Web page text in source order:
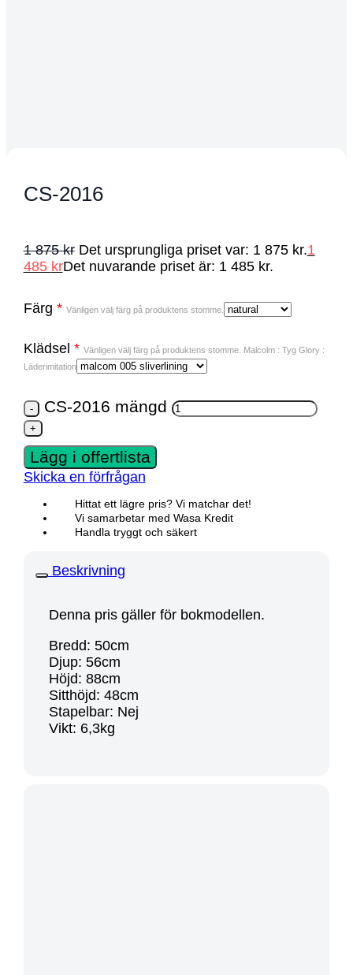
CS-2016
1 875kr Det ursprungliga priset var: 1 875 kr.1
485 krDet nuvarande priset är: 1 485 kr.
Färg * Vänligen välj färg på produktens stomme.
Klädsel * Vänligen välj färg på produktens stomme. Malcolm : Tyg Glory :
Läderimitation
CS-2016 mängd
Lägg i offertlista
Skicka en förfrågan
Hittat ett lägre pris? Vi matchar det!
Vi samarbetar med Wasa Kredit
Handla tryggt och säkert
Beskrivning
Denna pris gäller för bokmodellen.
Bredd: 50cm
Djup: 56cm
Höjd: 88cm
Sitthöjd: 48cm
Stapelbar: Nej
Vikt: 6,3kg